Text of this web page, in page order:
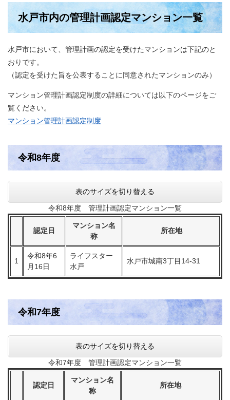
水戸市内の管理計画認定マンション一覧
水戸市において、管理計画の認定を受けたマンションは下記のと
おりです。
（認定を受けた旨を公表することに同意されたマンションのみ）
マンション管理計画認定制度の詳細については以下のページをご
覧ください。
マンション管理計画認定制度
令和8年度
表のサイズを切り替える
令和8年度 管理計画認定マンション一覧
認定日
マンション名
称
所在地
1
令和8年6
月16日
ライフスター
水戸
水戸市城南3丁目14-31
令和7年度
表のサイズを切り替える
令和7年度 管理計画認定マンション一覧
認定日
マンション名
称
所在地